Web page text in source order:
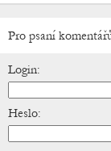
Pro psaní
Login:
Heslo: